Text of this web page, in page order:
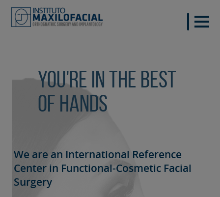
You're in the best
of hands
We are an International Reference
Center in Functional-Cosmetic Facial
Surgery